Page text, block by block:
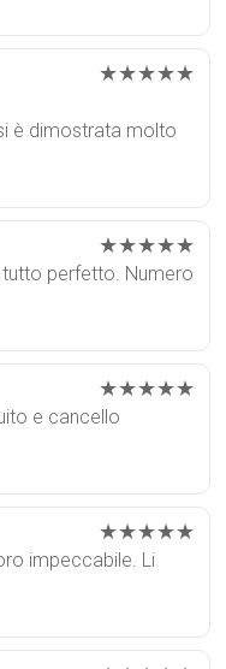
★★★★★
è dimostrata molto
★★★★★
perfetto. Numero
★★★★★
e cancello
★★★★★
impeccabile. Li